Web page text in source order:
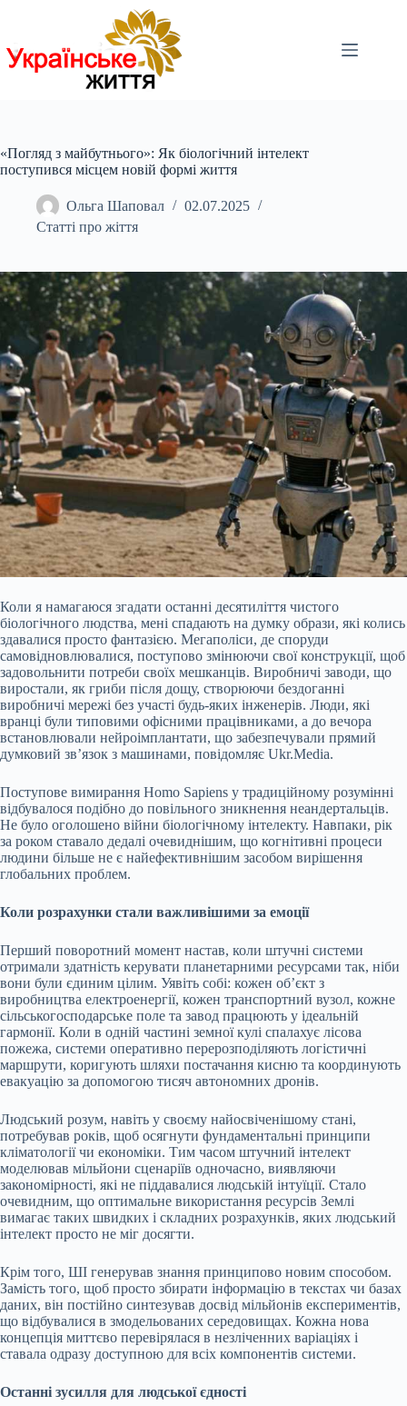
«Погляд з майбутнього»: Як біологічний інтелект
поступився місцем новій формі життя
Ольга Шаповал
02.07.2025
Статті про жіття
Коли я намагаюся згадати останні десятиліття чистого
біологічного людства, мені спадають на думку образи, які колись
здавалися просто фантазією. Мегаполіси, де споруди
самовідновлювалися, поступово змінюючи свої конструкції, щоб
задовольнити потреби своїх мешканців. Виробничі заводи, що
виростали, як гриби після дощу, створюючи бездоганні
виробничі мережі без участі будь-яких інженерів. Люди, які
вранці були типовими офісними працівниками, а до вечора
встановлювали нейроімплантати, що забезпечували прямий
думковий зв’язок з машинами, повідомляє Ukr.Media.
Поступове вимирання Homo Sapiens у традиційному розумінні
відбувалося подібно до повільного зникнення неандертальців.
Не було оголошено війни біологічному інтелекту. Навпаки, рік
за роком ставало дедалі очевиднішим, що когнітивні процеси
людини більше не є найефективнішим засобом вирішення
глобальних проблем.
Коли розрахунки стали важливішими за емоції
Перший поворотний момент настав, коли штучні системи
отримали здатність керувати планетарними ресурсами так, ніби
вони були єдиним цілим. Уявіть собі: кожен об’єкт з
виробництва електроенергії, кожен транспортний вузол, кожне
сільськогосподарське поле та завод працюють у ідеальній
гармонії. Коли в одній частині земної кулі спалахує лісова
пожежа, системи оперативно перерозподіляють логістичні
маршрути, коригують шляхи постачання кисню та координують
евакуацію за допомогою тисяч автономних дронів.
Людський розум, навіть у своєму найосвіченішому стані,
потребував років, щоб осягнути фундаментальні принципи
кліматології чи економіки. Тим часом штучний інтелект
моделював мільйони сценаріїв одночасно, виявляючи
закономірності, які не піддавалися людській інтуїції. Стало
очевидним, що оптимальне використання ресурсів Землі
вимагає таких швидких і складних розрахунків, яких людський
інтелект просто не міг досягти.
Крім того, ШІ генерував знання принципово новим способом.
Замість того, щоб просто збирати інформацію в текстах чи базах
даних, він постійно синтезував досвід мільйонів експериментів,
що відбувалися в змодельованих середовищах. Кожна нова
концепція миттєво перевірялася в незліченних варіаціях і
ставала одразу доступною для всіх компонентів системи.
Останні зусилля для людської єдності